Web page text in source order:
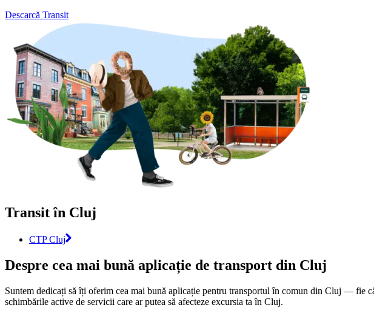
Descarcă Transit
Transit în Cluj
CTP Cluj
Despre cea mai bună aplicație de transport din Cluj
Suntem dedicați să îți oferim cea mai bună aplicație pentru transportul în comun din Cluj — fie
schimbările active de servicii care ar putea să afecteze excursia ta în Cluj.